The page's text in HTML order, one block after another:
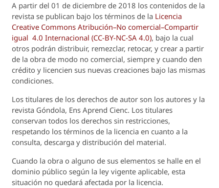
A partir del 01 de diciembre de 2018 los contenidos de la
revista se publican bajo los términos de la Licencia
Creative Commons Atribución–No comercial–Compartir
igual 4.0 Internacional (CC-BY-NC-SA 4.0), bajo la cual
otros podrán distribuir, remezclar, retocar, y crear a partir
de la obra de modo no comercial, siempre y cuando den
crédito y licencien sus nuevas creaciones bajo las mismas
condiciones.
Los titulares de los derechos de autor son los autores y la
revista Góndola, Ens Aprend Cienc. Los titulares
conservan todos los derechos sin restricciones,
respetando los términos de la licencia en cuanto a la
consulta, descarga y distribución del material.
Cuando la obra o alguno de sus elementos se halle en el
dominio público según la ley vigente aplicable, esta
situación no quedará afectada por la licencia.